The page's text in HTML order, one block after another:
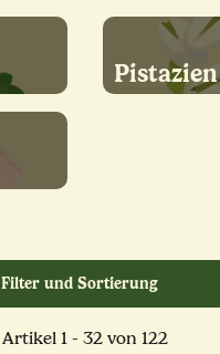
Pistazien
Filter und Sortierung
Artikel 1 - 32 von 122